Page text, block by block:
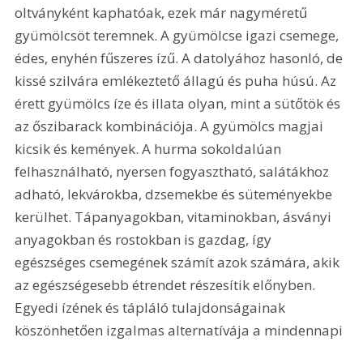
oltványként kaphatóak, ezek már nagyméretű
gyümölcsöt teremnek. A gyümölcse igazi csemege,
édes, enyhén fűszeres ízű. A datolyához hasonló, de
kissé szilvára emlékeztető állagú és puha húsú. Az
érett gyümölcs íze és illata olyan, mint a sütőtök és
az őszibarack kombinációja. A gyümölcs magjai
kicsik és kemények. A hurma sokoldalúan
felhasználható, nyersen fogyasztható, salátákhoz
adható, lekvárokba, dzsemekbe és süteményekbe
kerülhet. Tápanyagokban, vitaminokban, ásványi
anyagokban és rostokban is gazdag, így
egészséges csemegének számít azok számára, akik
az egészségesebb étrendet részesítik előnyben.
Egyedi ízének és tápláló tulajdonságainak
köszönhetően izgalmas alternatívája a mindennapi